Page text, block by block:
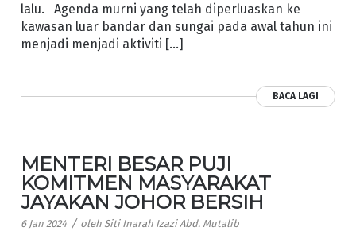
lalu. Agenda murni yang telah diperluaskan ke
kawasan luar bandar dan sungai pada awal tahun ini
menjadi menjadi aktiviti […]
BACA LAGI
MENTERI BESAR PUJI
KOMITMEN MASYARAKAT
JAYAKAN JOHOR BERSIH
6 Jan 2024 / oleh Siti Inarah Izazi Abd. Mutalib